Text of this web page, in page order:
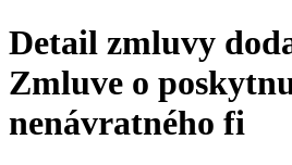
Detail zmluvy
Zmluve o
nenávratného fi